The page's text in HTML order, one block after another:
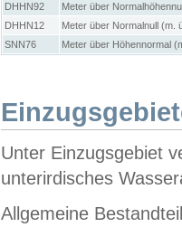
DHHN92
Meter über
DHHN12
Meter über Normalnull (m.
SNN76
Meter über Höhennormal
Unter Einzugsgebiet
unterirdisches
Allgemeine